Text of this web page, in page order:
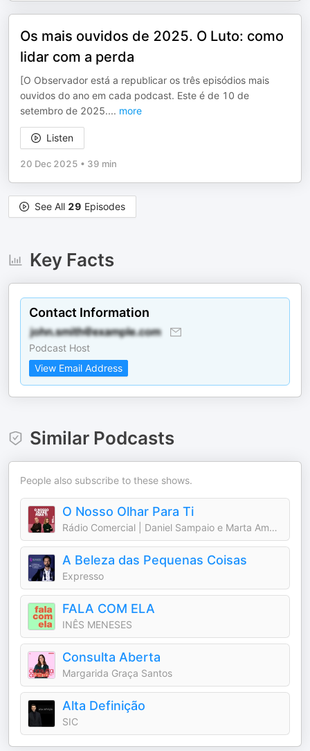
Os mais ouvidos de 2025. O Luto: como
lidar com a perda
[O Observador está a republicar os três episódios mais
ouvidos do ano em cada podcast. Este é de 10 de
setembro de 2025.... more
Listen
20 Dec 2025 • 39 min
See All 29 Episodes
Key Facts
Contact Information
Podcast Host
View Email Address
Similar Podcasts
People also subscribe to these shows.
O Nosso Olhar Para Ti
Rádio Comercial | Daniel Sampaio e Marta Amaral
A Beleza das Pequenas Coisas
Expresso
FALA COM ELA
INÊS MENESES
Consulta Aberta
Margarida Graça Santos
Alta Definição
SIC